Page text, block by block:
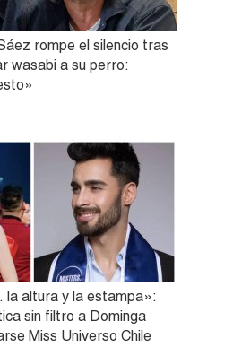
rompe el silencio tras
wasabi a su perro:
altura y la estampa»:
sin filtro a Dominga
Miss Universo Chile